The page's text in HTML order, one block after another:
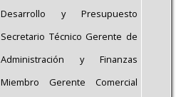
Desarrollo y Presupuesto
Secretario Técnico Gerente de
Administración y Finanzas
Miembro Gerente Comercial